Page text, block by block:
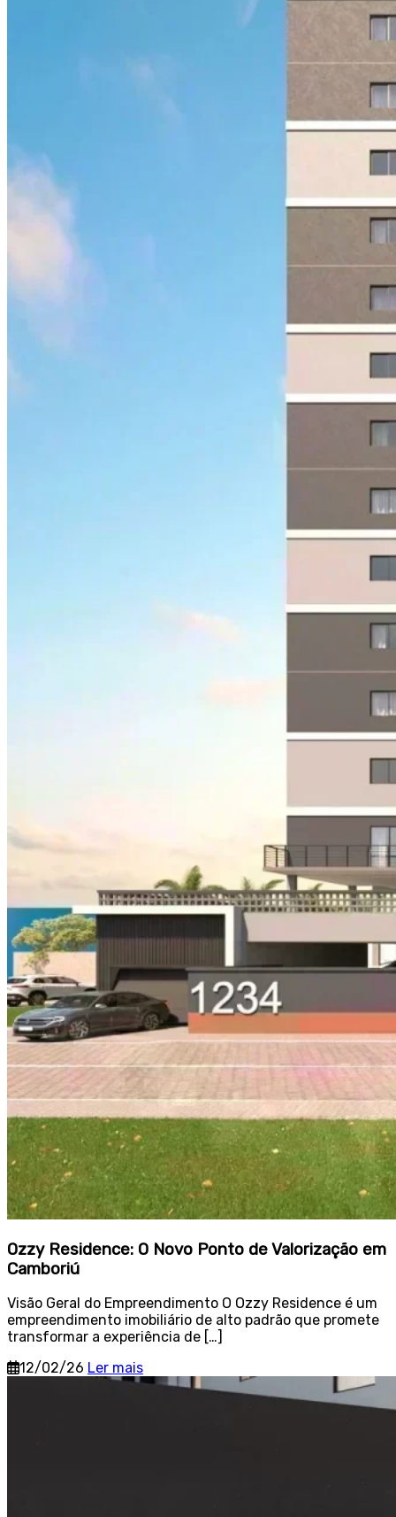
Ozzy Residence: O Novo Ponto de Valorização em
Camboriú
Visão Geral do Empreendimento O Ozzy Residence é um
empreendimento imobiliário de alto padrão que promete
transformar a experiência de […]
12/02/26 Ler mais